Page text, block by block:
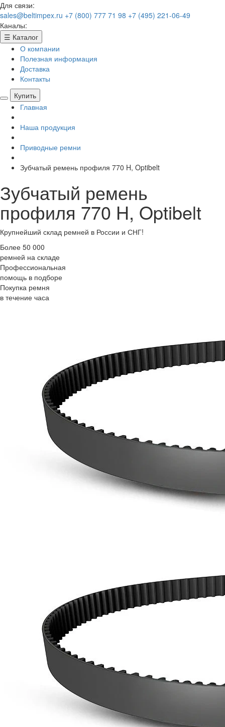
Для связи:
sales@beltimpex.ru +7 (800) 777 71 98 +7 (495) 221-06-49
Каналы:
☰ Каталог
О компании
Полезная информация
Доставка
Контакты
Купить
Главная
Наша продукция
Приводные ремни
Зубчатый ремень профиля 770 H, Optibelt
Зубчатый ремень
профиля 770 H, Optibelt
Крупнейший склад ремней в России и СНГ!
Более 50 000
ремней на складе
Профессиональная
помощь в подборе
Покупка ремня
в течение часа